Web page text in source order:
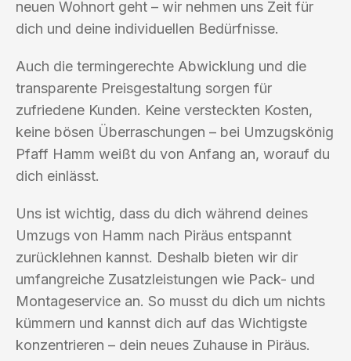
neuen Wohnort geht – wir nehmen uns Zeit für
dich und deine individuellen Bedürfnisse.
Auch die termingerechte Abwicklung und die
transparente Preisgestaltung sorgen für
zufriedene Kunden. Keine versteckten Kosten,
keine bösen Überraschungen – bei Umzugskönig
Pfaff Hamm weißt du von Anfang an, worauf du
dich einlässt.
Uns ist wichtig, dass du dich während deines
Umzugs von Hamm nach Piräus entspannt
zurücklehnen kannst. Deshalb bieten wir dir
umfangreiche Zusatzleistungen wie Pack- und
Montageservice an. So musst du dich um nichts
kümmern und kannst dich auf das Wichtigste
konzentrieren – dein neues Zuhause in Piräus.